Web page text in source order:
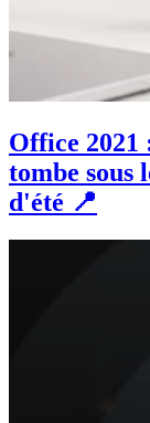
Office 2021
tombe sous
d'été 📍